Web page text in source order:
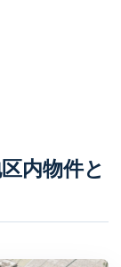
内物件と